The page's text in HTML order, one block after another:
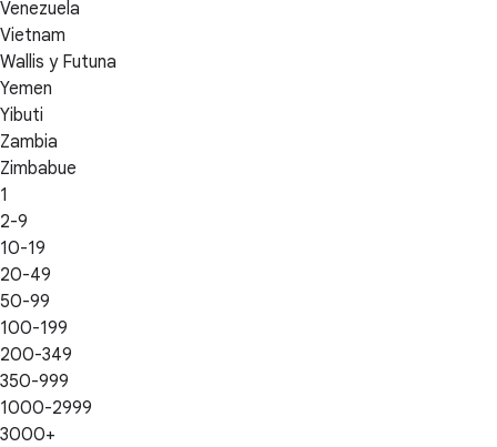
Venezuela
Vietnam
Wallis y Futuna
Yemen
Yibuti
Zambia
Zimbabue
1
2-9
10-19
20-49
50-99
100-199
200-349
350-999
1000-2999
3000+